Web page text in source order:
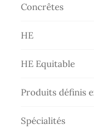
Concrêtes
HE
HE Equitable
Produits définis
Spécialités